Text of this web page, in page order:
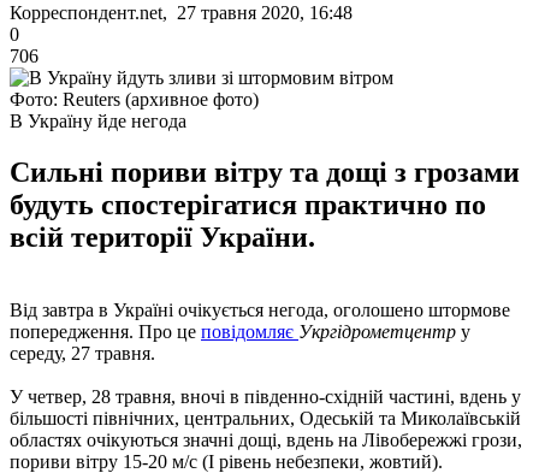
Корреспондент.net, 27 травня 2020, 16:48
0
706
Фото: Reuters (архивное фото)
В Україну йде негода
Сильні пориви вітру та дощі з грозами
будуть спостерігатися практично по
всій території України.
Від завтра в Україні очікується негода, оголошено штормове
попередження. Про це повідомляє Укргідрометцентр у
середу, 27 травня.
У четвер, 28 травня, вночі в південно-східній частині, вдень у
більшості північних, центральних, Одеській та Миколаївській
областях очікуються значні дощі, вдень на Лівобережжі грози,
пориви вітру 15-20 м/с (I рівень небезпеки, жовтий).